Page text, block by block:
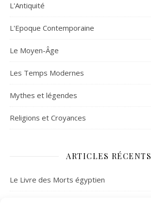
L'Antiquité
L'Epoque Contemporaine
Le Moyen-Âge
Les Temps Modernes
Mythes et légendes
Religions et Croyances
ARTICLES RÉCENTS
Le Livre des Morts égyptien